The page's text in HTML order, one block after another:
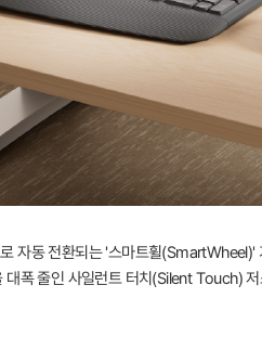
자동 전환되는 '스마트휠
폭 줄인 사일런트 터치(Silent Touch)